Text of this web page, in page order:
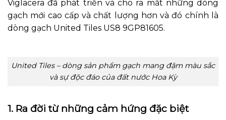
Viglacera đã phát triển và cho ra mắt những dòng
gạch mới cao cấp và chất lượng hơn và đó chính là
dòng gạch United Tiles US8 9GP81605.
United Tiles – dòng sản phẩm gạch mang đậm màu sắc
và sự độc đáo của đất nước Hoa Kỳ
1. Ra đời từ những cảm hứng đặc biệt